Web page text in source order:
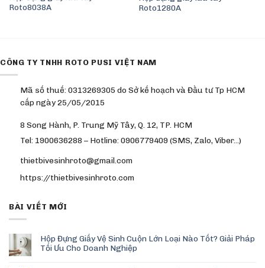
Roto8038A
Roto1280A
CÔNG TY TNHH ROTO PUSI VIỆT NAM
Mã số thuế: 0313269305 do Sở kế hoạch và Đầu tư Tp HCM
cấp ngày 25/05/2015
8 Song Hành, P. Trung Mỹ Tây, Q. 12, TP. HCM
Tel: 1900636288 – Hotline: 0906779409 (SMS, Zalo, Viber…)
thietbivesinhroto@gmail.com
https://thietbivesinhroto.com
BÀI VIẾT MỚI
Hộp Đựng Giấy Vệ Sinh Cuộn Lớn Loại Nào Tốt? Giải Pháp
Tối Ưu Cho Doanh Nghiệp